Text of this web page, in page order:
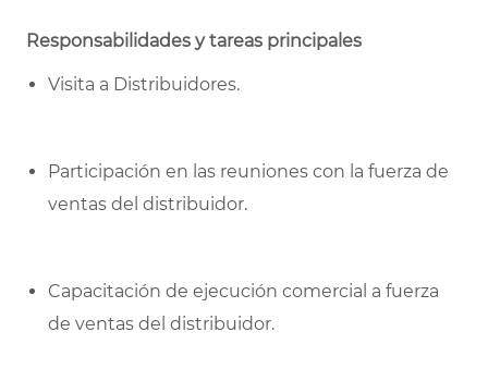
Responsabilidades y tareas principales
Visita a Distribuidores.
Participación en las reuniones con la fuerza de
ventas del distribuidor.
Capacitación de ejecución comercial a fuerza
de ventas del distribuidor.